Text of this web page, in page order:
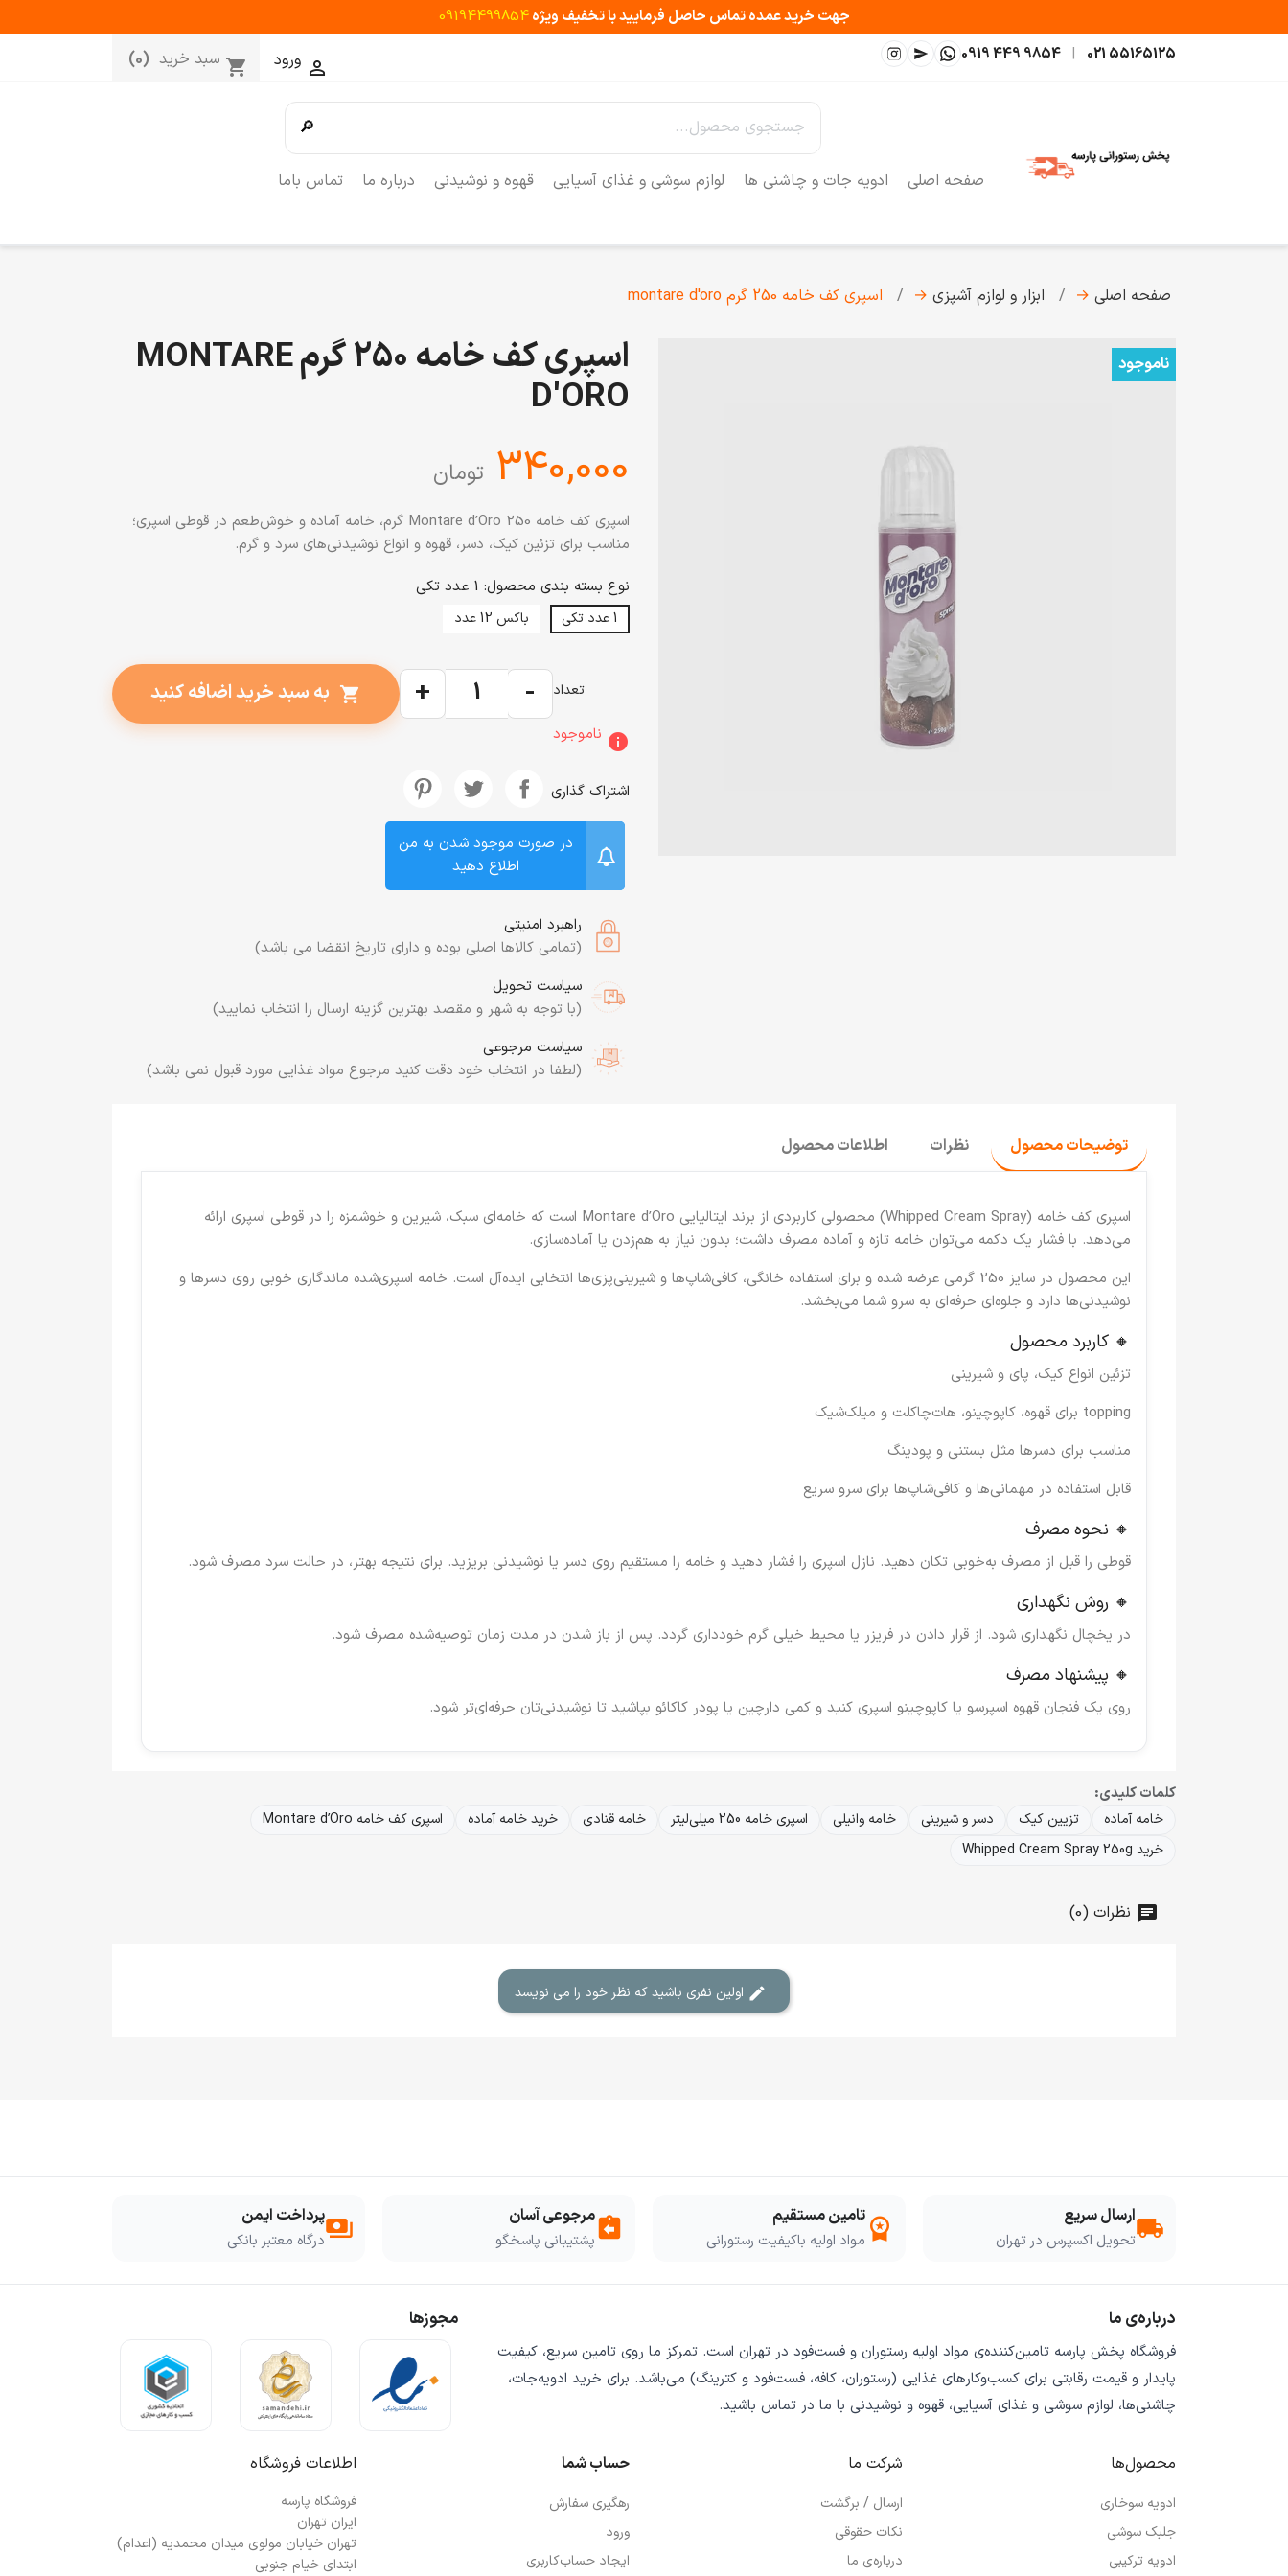
جهت خرید عمده تماس حاصل فرمایید با تخفیف ویژه09194499854
021 55165125
|
0919 449 9854
 ورود shopping_cart سبد خرید (0)
🔎
صفحه اصلی ادویه جات و چاشنی ها لوازم سوشی و غذای آسیایی قهوه و نوشیدنی درباره ما تماس باما
صفحه اصلی → ابزار و لوازم آشپزی → اسپری کف خامه 250 گرم montare d'oro
ناموجود اسپری کف خامه 250 گرم MONTARE
D'ORO
‎340,000 تومان
اسپری کف خامه Montare d’Oro 250 گرم، خامه آماده و خوش‌طعم در قوطی اسپری؛
مناسب برای تزئین کیک، دسر، قهوه و انواع نوشیدنی‌های سرد و گرم.
نوع بسته بندی محصول: 1 عدد تکی
1 عدد تکی باکس 12 عدد
تعداد -
+
shopping_cart به سبد خرید اضافه کنید
info ناموجود
اشتراک گذاری
در صورت موجود شدن به من
اطلاع دهید
راهبرد امنیتی
(تمامی کالاها اصلی بوده و دارای تاریخ انقضا می باشد)
سیاست تحویل
(با توجه به شهر و مقصد بهترین گزینه ارسال را انتخاب نمایید)
سیاست مرجوعی
(لطفا در انتخاب خود دقت کنید مرجوع مواد غذایی مورد قبول نمی باشد)
توضیحات محصول نظرات اطلاعات محصول
اسپری کف خامه (Whipped Cream Spray) محصولی کاربردی از برند ایتالیایی Montare d’Oro است که خامه‌ای سبک، شیرین و خوشمزه را در قوطی اسپری ارائه
می‌دهد. با فشار یک دکمه می‌توان خامه تازه و آماده مصرف داشت؛ بدون نیاز به هم‌زدن یا آماده‌سازی.
این محصول در سایز 250 گرمی
عرضه شده و برای استفاده خانگی، کافی‌شاپ‌ها و شیرینی‌پزی‌ها انتخابی ایده‌آل است. خامه اسپری‌شده ماندگاری خوبی روی دسرها و
نوشیدنی‌ها دارد و جلوه‌ای حرفه‌ای به سرو شما می‌بخشد.
🔸 کاربرد محصول
تزئین انواع کیک، پای و شیرینی
topping برای قهوه، کاپوچینو، هات‌چاکلت و میلک‌شیک
مناسب برای دسرها مثل بستنی و پودینگ
قابل استفاده در مهمانی‌ها و کافی‌شاپ‌ها برای سرو سریع
🔸 نحوه مصرف
قوطی را قبل از مصرف به‌خوبی تکان دهید. نازل اسپری را فشار دهید و خامه را مستقیم روی دسر یا نوشیدنی بریزید. برای نتیجه بهتر، در حالت سرد مصرف شود.
🔸 روش نگهداری
در یخچال نگهداری شود. از قرار دادن در فریزر یا محیط خیلی گرم خودداری گردد. پس از باز شدن در مدت زمان توصیه‌شده مصرف شود.
🔸 پیشنهاد مصرف
روی یک فنجان قهوه اسپرسو یا کاپوچینو اسپری کنید و کمی دارچین یا پودر کاکائو بپاشید تا نوشیدنی‌تان حرفه‌ای‌تر شود.
کلمات کلیدی:
خامه آماده تزیین کیک دسر و شیرینی خامه وانیلی اسپری خامه 250 میلی‌لیتر خامه قنادی خرید خامه آماده
اسپری کف خامه Montare d’Oro
خرید Whipped Cream Spray 250g
نظرات (0)
local_shippingارسال سریع
تحویل اکسپرس در تهران workspace_premium تامین مستقیم
مواد اولیه باکیفیت رستورانی assignment_returnمرجوعی آسان
پشتیبانی پاسخگو paymentsپرداخت ایمن
درگاه معتبر بانکی
درباره‌ی ما
فروشگاه پخش پارسه تامین‌کننده‌ی مواد اولیه رستوران و فست‌فود در تهران است. تمرکز ما روی تامین سریع، کیفیت
پایدار و قیمت رقابتی برای کسب‌وکارهای غذایی (رستوران، کافه، فست‌فود و کترینگ) می‌باشد. برای خرید ادویه‌جات،
چاشنی‌ها، لوازم سوشی و غذای آسیایی، قهوه و نوشیدنی با ما در تماس باشید.
مجوزها
محصول‌ها
ادویه سوخاری
جلبک سوشی
ادویه ترکیبی
شرکت ما
ارسال / برگشت
نکات حقوقی
درباره‌ی ما
حساب شما
رهگیری سفارش
ورود
ایجاد حساب‌کاربری
اطلاعات فروشگاه
فروشگاه پارسه
ایران تهران
تهران خیابان مولوی میدان محمدیه (اعدام)
ابتدای خیام جنوبی